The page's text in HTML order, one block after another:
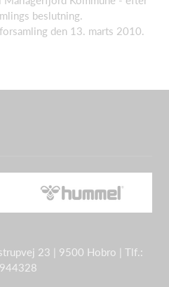
beslutning.
den 13. marts 2010.
23 | 9500 Hobro | Tlf.: